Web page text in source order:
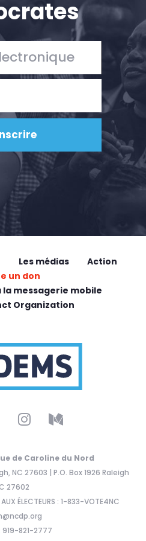
Les médias
Action
un don
messagerie mobile
Organization
de Caroline du Nord
NC 27603 | P.O. Box 1926 Raleigh
27602
AUX ÉLECTEURS : 1-833-VOTE4NC
919-821-2777